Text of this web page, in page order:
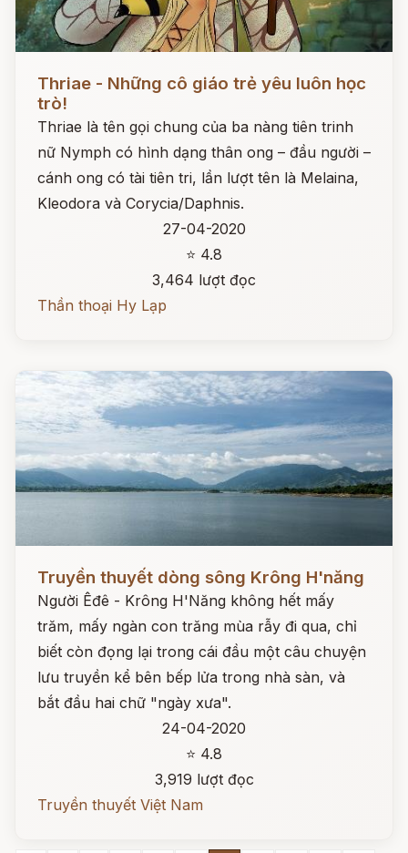
Thriae - Những cô giáo trẻ yêu luôn học
trò!
Thriae là tên gọi chung của ba nàng tiên trinh
nữ Nymph có hình dạng thân ong – đầu người –
cánh ong có tài tiên tri, lần lượt tên là Melaina,
Kleodora và Corycia/Daphnis.
27-04-2020
⭐ 4.8
3,464 lượt đọc
Thần thoại Hy Lạp
Đọc ngay
Truyền thuyết dòng sông Krông H'năng
Người Êđê - Krông H'Năng không hết mấy
trăm, mấy ngàn con trăng mùa rẫy đi qua, chỉ
biết còn đọng lại trong cái đầu một câu chuyện
lưu truyền kể bên bếp lửa trong nhà sàn, và
bắt đầu hai chữ "ngày xưa".
24-04-2020
⭐ 4.8
3,919 lượt đọc
Truyền thuyết Việt Nam